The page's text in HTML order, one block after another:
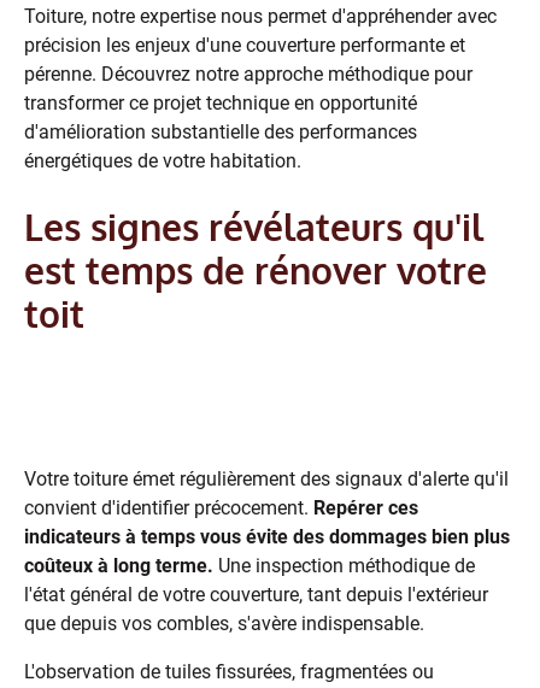
Toiture, notre expertise nous permet d'appréhender avec
précision les enjeux d'une couverture performante et
pérenne. Découvrez notre approche méthodique pour
transformer ce projet technique en opportunité
d'amélioration substantielle des performances
énergétiques de votre habitation.
Les signes révélateurs qu'il
est temps de rénover votre
toit
Votre toiture émet régulièrement des signaux d'alerte qu'il
convient d'identifier précocement. Repérer ces
indicateurs à temps vous évite des dommages bien plus
coûteux à long terme. Une inspection méthodique de
l'état général de votre couverture, tant depuis l'extérieur
que depuis vos combles, s'avère indispensable.
L'observation de tuiles fissurées, fragmentées ou